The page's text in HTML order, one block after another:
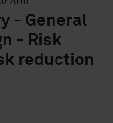
- General
- Risk
reduction